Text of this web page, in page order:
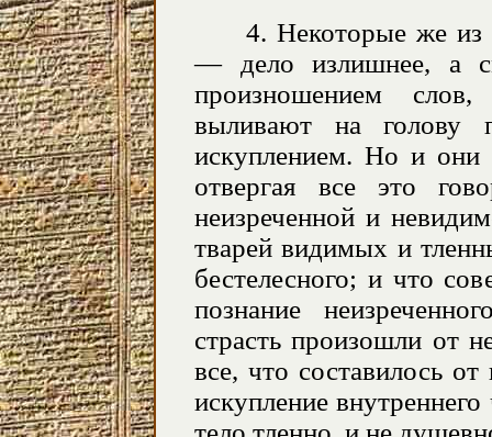
4. Некоторые же из
— дело излишнее, а
произношением
выливают на голову
искуплением. Но и они
отвергая все это
неизреченной и
тварей видимых и
бестелесного; и что
познание
страсть произошли от
все, что составилось
искупление